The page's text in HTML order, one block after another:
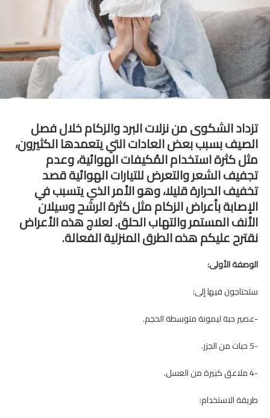
تزداد الشكوى من نزلات البرد والزكام خلال فصل
الصيف بسبب بعض العادات التي يتعمدها الكثيرون،
مثل كثرة استخدام المُكيفات الهوائية، وعدم
تجفيف الشعر والتعرض للتيارات الهوائية قصد
تخفيف الحرارة قليلا، وهو الأمر الذي يتسبب في
الإصابة بأعراض الزكام مثل كثرة الرشح وسيلان
الأنف المستمر والتهاب الحلق. لعلاج هذه الأعراض
نقترح عليكم هذه الطرق المنزلية الفعالة.
الوصفة الأولى:
ستحتاجون فيها إلى:
-عصير حبة ليمونة متوسطة الحجم.
-5 حبات من الجزر.
-4 ملاعق كبيرة من العسل.
طريقة الاستخدام: